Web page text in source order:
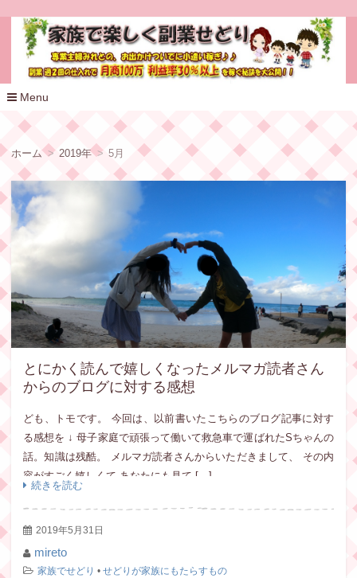
家族で楽しく副業せどり
Menu
テ
ン
移
ホーム 2019年 5月
とにかく読んで嬉しくなったメルマガ読者さん
からのブログに対する感想
ども、トモです。 今回は、以前書いたこちらのブログ記事に対す
る感想を ↓ 母子家庭で頑張って働いて救急車で運ばれたSちゃんの
話。知識は残酷。 メルマガ読者さんからいただきまして、 その内
容がすごく嬉しくて あなたにも見て […]
続きを読む
2019年5月31日
mireto
家族でせどり • せどりが家族にもたらすもの